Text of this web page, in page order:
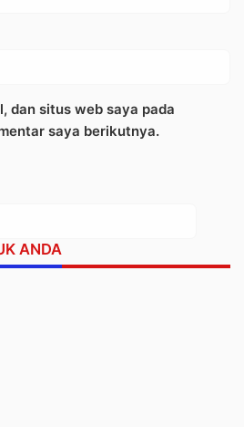
dan situs web saya pada
saya berikutnya.
ANDA